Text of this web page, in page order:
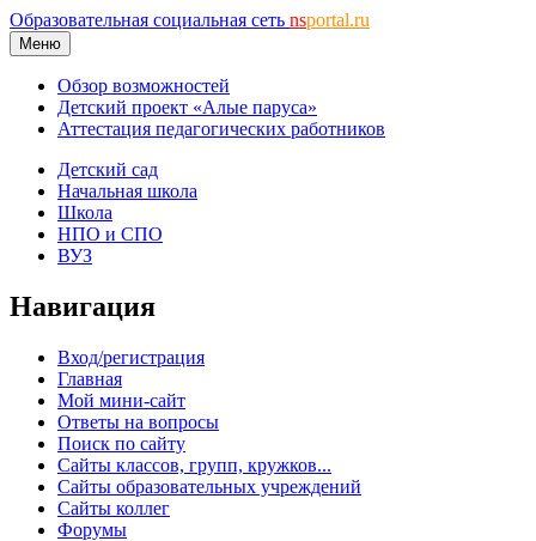
Образовательная социальная сеть nsportal.ru
Меню
Обзор возможностей
Детский проект «Алые паруса»
Аттестация педагогических работников
Детский сад
Начальная школа
Школа
НПО и СПО
ВУЗ
Навигация
Вход/регистрация
Главная
Мой мини-сайт
Ответы на вопросы
Поиск по сайту
Сайты классов, групп, кружков...
Сайты образовательных учреждений
Сайты коллег
Форумы